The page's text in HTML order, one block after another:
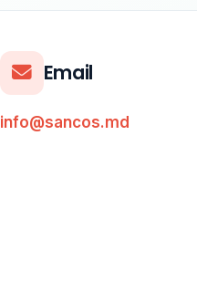
Email
info@sancos.md